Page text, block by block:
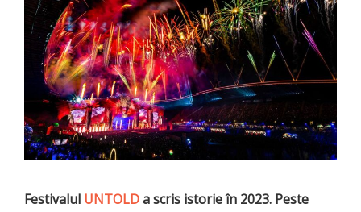
Festivalul UNTOLDa scris istorie în 2023. Peste